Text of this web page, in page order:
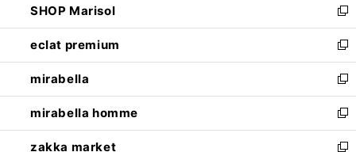
く
で
開
く
ド
ウ
で
開
く
ィ
ン
ド
ウ
で
開
く
い
ウ
ィ
ン
ド
ウ
で
開
く
SHOP Marisol
新
し
い
ウ
ィ
ン
ド
ウ
で
eclat premium
新
し
い
ウ
ィ
ン
ド
mirabella
新
し
い
ウ
ィ
mirabella homme
新
し
zakka market